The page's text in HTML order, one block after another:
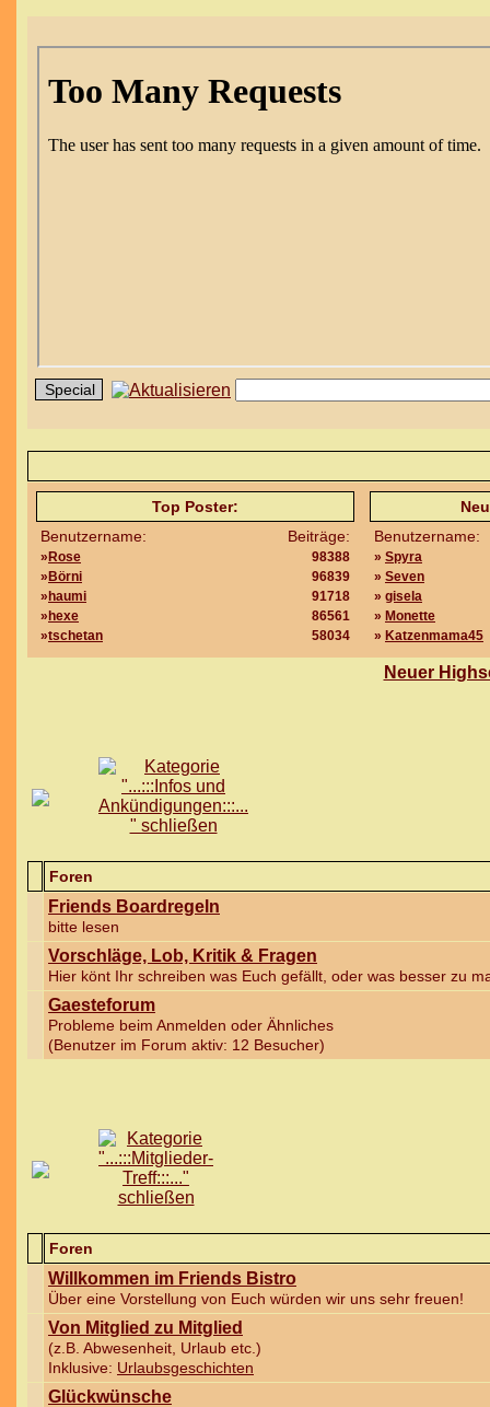
Top Poster:
Benutzername:
Beiträge:
» Rose
» Börni
» haumi
» hexe
»tschetan
98388
96839
91718
86561
58034
Benutzername:
» Spyra
» Seven
» gisela
» Monette
» Katzenmama45
Neuer
Foren
Friends Boardregeln
bitte lesen
Vorschläge, Lob, Kritik & Fragen
Hier könt Ihr schreiben was Euch gefällt, oder was besser zu
Gaesteforum
Probleme beim Anmelden oder Ähnliches
(Benutzer im Forum aktiv: 12 Besucher)
Foren
Willkommen im Friends Bistro
Über eine Vorstellung von Euch würden wir uns sehr freuen!
Von Mitglied zu Mitglied
(z.B. Abwesenheit, Urlaub etc.)
Inklusive: Urlaubsgeschichten
Glückwünsche